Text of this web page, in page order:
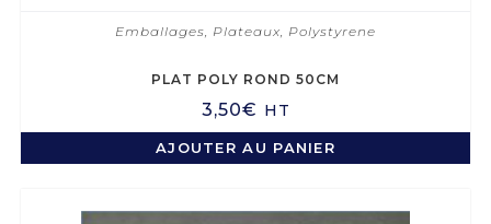
Emballages, Plateaux, Polystyrene
PLAT POLY ROND 50CM
3,50€ HT
AJOUTER AU PANIER